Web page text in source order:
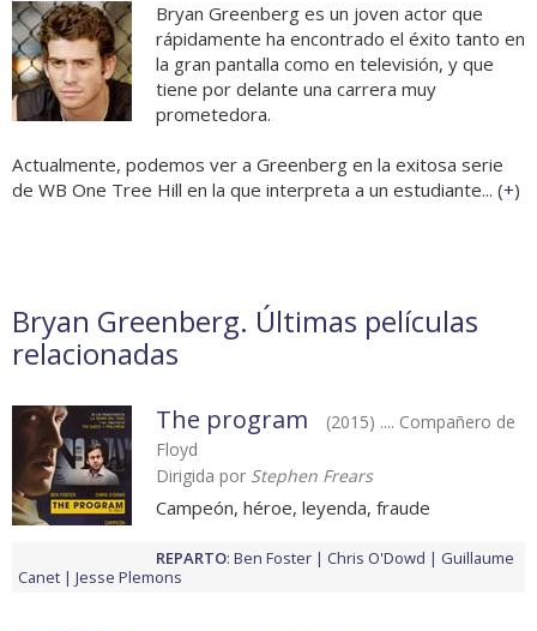
Bryan Greenberg es un joven actor que
rápidamente ha encontrado el éxito tanto en
la gran pantalla como en televisión, y que
tiene por delante una carrera muy
prometedora.
Actualmente, podemos ver a Greenberg en la exitosa serie
de WB One Tree Hill en la que interpreta a un estudiante... (+)
Bryan Greenberg. Últimas películas
relacionadas
The program
(2015) .... Compañero de
Floyd
Dirigida por Stephen Frears
Campeón, héroe, leyenda, fraude
REPARTO: Ben Foster Chris O'Dowd
Guillaume
Canet
Jesse Plemons